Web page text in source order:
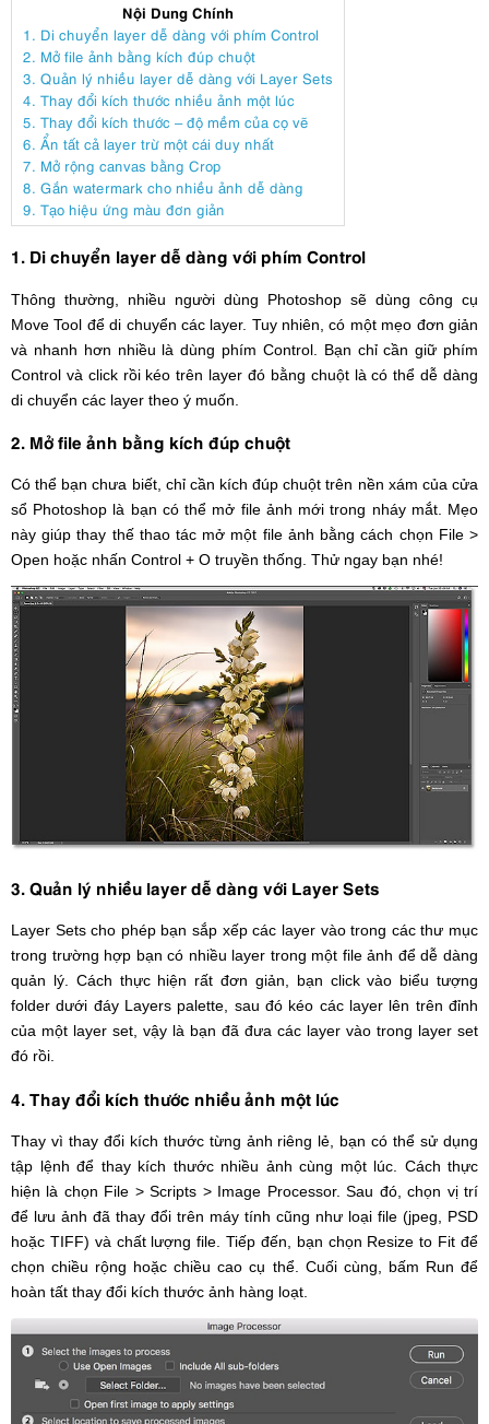
Nội Dung Chính
1. Di chuyển layer dễ dàng với phím Control
2. Mở file ảnh bằng kích đúp chuột
3. Quản lý nhiều layer dễ dàng với Layer Sets
4. Thay đổi kích thước nhiều ảnh một lúc
5. Thay đổi kích thước – độ mềm của cọ vẽ
6. Ẩn tất cả layer trừ một cái duy nhất
7. Mở rộng canvas bằng Crop
8. Gắn watermark cho nhiều ảnh dễ dàng
9. Tạo hiệu ứng màu đơn giản
1. Di chuyển layer dễ dàng với phím Control
Thông thường, nhiều người dùng Photoshop sẽ dùng công cụ
Move Tool để di chuyển các layer. Tuy nhiên, có một mẹo đơn giản
và nhanh hơn nhiều là dùng phím Control. Bạn chỉ cần giữ phím
Control và click rồi kéo trên layer đó bằng chuột là có thể dễ dàng
di chuyển các layer theo ý muốn.
2. Mở file ảnh bằng kích đúp chuột
Có thể bạn chưa biết, chỉ cần kích đúp chuột trên nền xám của cửa
sổ Photoshop là bạn có thể mở file ảnh mới trong nháy mắt. Mẹo
này giúp thay thế thao tác mở một file ảnh bằng cách chọn File >
Open hoặc nhấn Control + O truyền thống. Thử ngay bạn nhé!
3. Quản lý nhiều layer dễ dàng với Layer Sets
Layer Sets cho phép bạn sắp xếp các layer vào trong các thư mục
trong trường hợp bạn có nhiều layer trong một file ảnh để dễ dàng
quản lý. Cách thực hiện rất đơn giản, bạn click vào biểu tượng
folder dưới đáy Layers palette, sau đó kéo các layer lên trên đỉnh
của một layer set, vậy là bạn đã đưa các layer vào trong layer set
đó rồi.
4. Thay đổi kích thước nhiều ảnh một lúc
Thay vì thay đổi kích thước từng ảnh riêng lẻ, bạn có thể sử dụng
tập lệnh để thay kích thước nhiều ảnh cùng một lúc. Cách thực
hiện là chọn File > Scripts > Image Processor. Sau đó, chọn vị trí
để lưu ảnh đã thay đổi trên máy tính cũng như loại file (jpeg, PSD
hoặc TIFF) và chất lượng file. Tiếp đến, bạn chọn Resize to Fit để
chọn chiều rộng hoặc chiều cao cụ thể. Cuối cùng, bấm Run để
hoàn tất thay đổi kích thước ảnh hàng loạt.